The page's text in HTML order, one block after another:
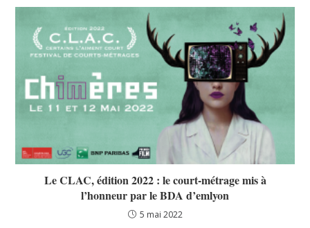
Le CLAC, édition 2022 : le court-métrage mis à
l’honneur par le BDA d’emlyon
5 mai 2022